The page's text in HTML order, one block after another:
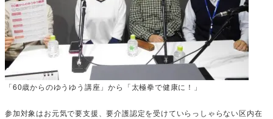
「60歳からのゆうゆう講座」から「太極拳で健康に！」
参加対象はお元気で要支援、要介護認定を受けていらっしゃらない区内在